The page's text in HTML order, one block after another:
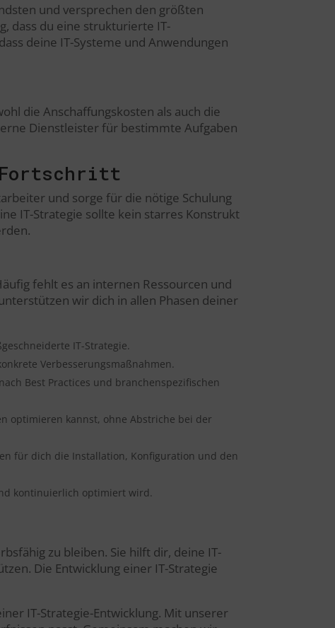
und versprechen den größten
dass du eine strukturierte IT-
deine IT-Systeme und Anwendungen
die Anschaffungskosten als auch die
Dienstleister für bestimmte Aufgaben
Fortschritt
und sorge für die nötige Schulung
IT-Strategie sollte kein starres Konstrukt
fehlt es an internen Ressourcen und
wir dich in allen Phasen deiner
IT-Strategie.
Verbesserungsmaßnahmen.
Best Practices und branchenspezifischen
optimieren kannst, ohne Abstriche bei der
für dich die Installation, Konfiguration und den
kontinuierlich optimiert wird.
zu bleiben. Sie hilft dir, deine IT-
Die Entwicklung einer IT-Strategie
IT-Strategie-Entwicklung. Mit unserer